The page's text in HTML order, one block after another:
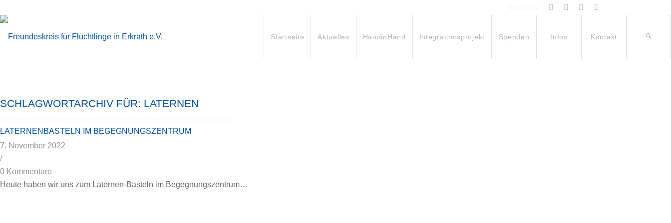
Startseite Aktuelles HandinHand Integrationsprojekt Spenden Infos Kontakt
SCHLAGWORTARCHIV FÜR: LATERNEN
LATERNENBASTELN IM BEGEGNUNGSZENTRUM
7. November 2022
/
0 Kommentare
Heute haben wir uns zum Laternen-Basteln im Begegnungszentrum…